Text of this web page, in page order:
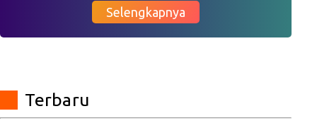
Selengkapnya
Terbaru